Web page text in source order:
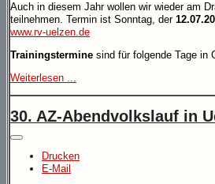
Auch in diesem Jahr wollen wir wieder am
teilnehmen. Termin ist Sonntag, der
www.rv-uelzen.de
Trainingstermine sind für folgende Tage in
Weiterlesen ...
30. AZ-Abendvolkslauf in
Drucken
E-Mail